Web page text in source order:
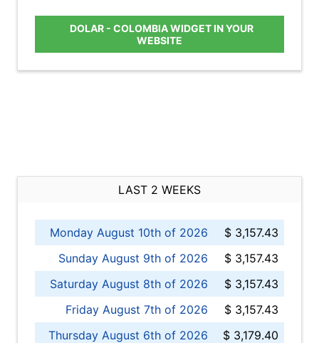
DOLAR - COLOMBIA WIDGET IN YOUR
WEBSITE
LAST 2 WEEKS
Monday August 10th of 2026
$ 3,157.43
Sunday August 9th of 2026
$ 3,157.43
Saturday August 8th of 2026
$ 3,157.43
Friday August 7th of 2026
$ 3,157.43
Thursday August 6th of 2026
$ 3,179.40